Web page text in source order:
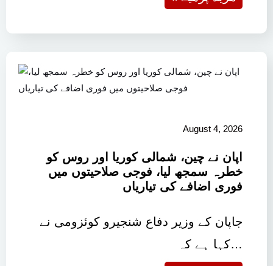
August 4, 2026
اپان نے چین، شمالی کوریا اور روس کو
خطرہ سمجھ لیا، فوجی صلاحیتوں میں
فوری اضافے کی تیاریاں
جاپان کے وزیر دفاع شنجیرو کوئزومی نے
کہا ہے کہ…